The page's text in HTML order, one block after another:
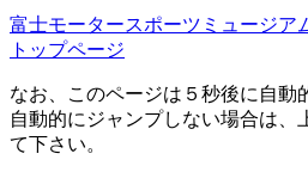
富士モータースポーツミュージ
トップページ
なお、このページは５秒後に自動
自動的にジャンプしない場合は、
て下さい。